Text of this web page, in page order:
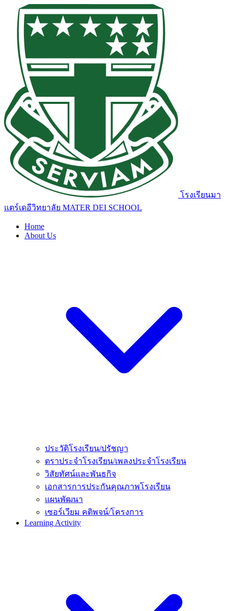
โรงเรียนมา
แตร์เดอีวิทยาลัย MATER DEI SCHOOL
Home
About Us
ประวัติโรงเรียน/ปรัชญา
ตราประจำโรงเรียน/เพลงประจำโรงเรียน
วิสัยทัศน์และพันธกิจ
เอกสารการประกันคุณภาพโรงเรียน
แผนพัฒนา
เซอร์เวียม คติพจน์/โครงการ
Learning Activity